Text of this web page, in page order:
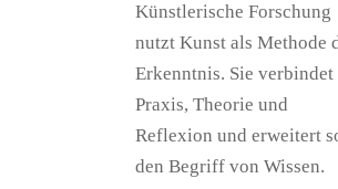
Künstlerische Forschung
nutzt Kunst als Methode
Erkenntnis. Sie verbindet
Praxis, Theorie und
Reflexion und erweitert
den Begriff von Wissen.